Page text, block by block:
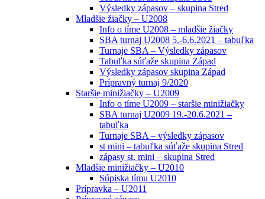
Výsledky zápasov – skupina Stred
Mladšie žiačky – U2008
Info o tíme U2008 – mladšie žiačky
SBA turnaj U2008 5.-6.6.2021 – tabuľka
Turnaje SBA – Výsledky zápasov
Tabuľka súťaže skupina Západ
Výsledky zápasov skupina Západ
Prípravný turnaj 9/2020
Staršie minižiačky – U2009
Info o tíme U2009 – staršie minižiačky
SBA turnaj U2009 19.-20.6.2021 –
tabuľka
Turnaje SBA – výsledky zápasov
st mini – tabuľka súťaže skupina Stred
zápasy st. mini – skupina Stred
Mladšie minižiačky – U2010
Súpiska tímu U2010
Prípravka – U2011